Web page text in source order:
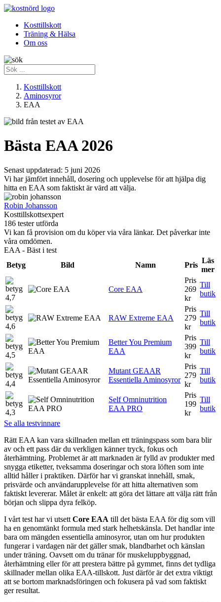
Kosttillskott
Träning & Hälsa
Om oss
Kosttillskott
Aminosyror
EAA
Bästa EAA 2026
Senast uppdaterad: 5 juni 2026
Vi har jämfört innehåll, dosering och upplevelse för att hjälpa dig
hitta en EAA som faktiskt är värd att välja.
Robin Johansson
Kosttillskottsexpert
186 tester utförda
Vi kan få provision om du köper via våra länkar. Det påverkar inte
våra omdömen.
EAA - Bäst i test
Betyg
Bild Namn Pris
Läs
mer
4,7
Core EAA
Pris
269
kr
Till
butik
4,6
RAW Extreme EAA
Pris
279
kr
Till
butik
4,5
Better You Premium
EAA
Pris
399
kr
Till
butik
4,4
Mutant GEAAR
Essentiella Aminosyror
Pris
279
kr
Till
butik
4,3
Self Omninutrition
EAA PRO
Pris
199
kr
Till
butik
Se alla testvinnare
Rätt EAA kan vara skillnaden mellan ett träningspass som bara blir
av och ett pass där du verkligen känner tryck, fokus och
återhämtning. Problemet är att marknaden är fylld av produkter med
snygga etiketter, tveksamma doseringar och stora löften som inte
alltid håller i praktiken. Därför har vi granskat innehåll, smak,
prisvärde och användarupplevelse för att hitta alternativen som
faktiskt levererar. Målet är enkelt: att göra det lättare att välja rätt från
början och slippa dyra felköp.
I vårt test har vi utsett Core EAA till det bästa EAA för dig som vill
ha en genomtänkt formula med stark helhetskänsla. Det handlar inte
bara om mängden essentiella aminosyror, utan om hur produkten
fungerar i vardagen när det gäller smak, blandbarhet och känslan
under träning. Oavsett om du tränar för muskeluppbyggnad,
återhämtning eller för att prestera bättre på gymmet, finns det tydliga
skillnader mellan olika EAA-tillskott. Just därför är det extra viktigt
att se bortom marknadsföringen och fokusera på vad som faktiskt
ger resultat.